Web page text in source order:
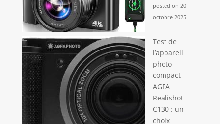
posted on 20
octobre 2025
Test de
l’appareil
photo
compact
AGFA
Realishot
C130 : un
choix